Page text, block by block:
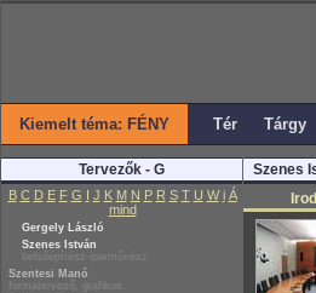
Kiemelt téma: FÉNY Tér Tárgy
Tervezők - G
B C D E F G I J K M N P R S T U W i Á
mind
Gergely László
Szenes István
belsőépítész-iparművész
Szentesi Manó
formatervező, grafikus
Szenes